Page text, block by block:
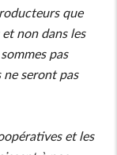
que
non dans les
pas
seront pas
et les